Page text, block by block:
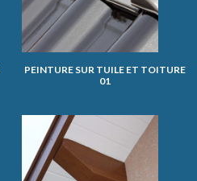
PEINTURE SUR TUILE ET TOITURE
01